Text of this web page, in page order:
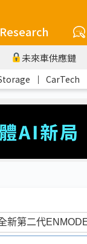
Research
未來車供應鏈
｜ CarTech